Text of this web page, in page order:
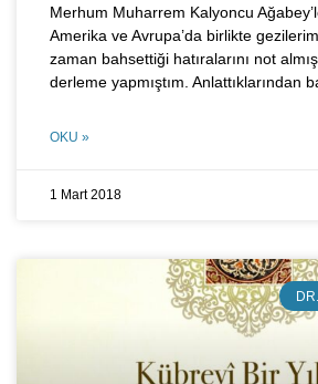
Merhum Muharrem Kalyoncu
Amerika ve Avrupa’da birlikte
zaman bahsettiği hatıralarını not
derleme yapmıştım. Anlattıklarından
OKU »
1 Mart 2018